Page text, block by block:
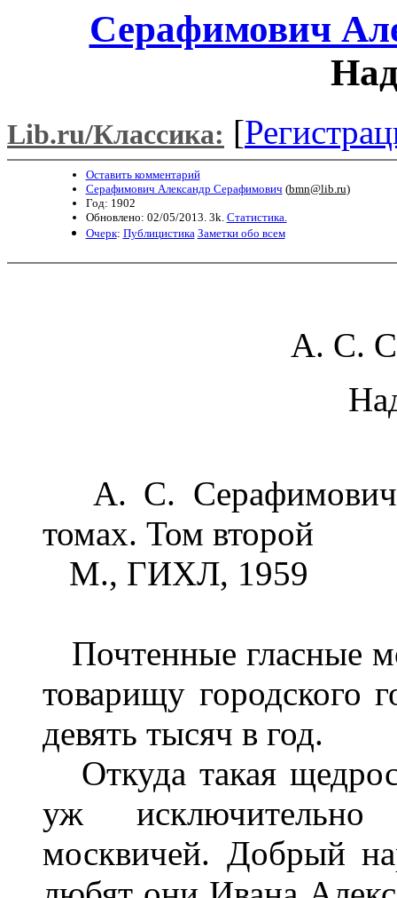
Серафимович
Lib.ru/Классика: [
Оставить комментарий
Серафимович Александр Серафимович (bmn@lib.ru)
Год: 1902
Обновлено: 02/05/2013. 3k. Статистика.
Очерк: Публицистика Заметки обо всем
А. С.
А. С. Серафимович.
томах. Том второй
М., ГИХЛ, 1959
Почтенные гласные
товарищу городского
девять тысяч в год.
Откуда такая
уж исключительно
москвичей. Добрый